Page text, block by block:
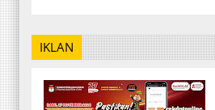
IKLAN